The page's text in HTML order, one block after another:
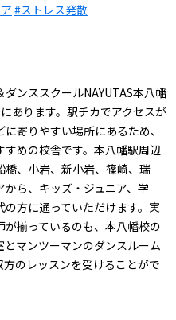
#ストレス発散
ンススクールNAYUTAS本八幡
あります。駅チカでアクセスが
寄りやすい場所にあるため、
めの校舎です。本八幡駅周辺
橋、小岩、新小岩、篠崎、瑞
ら、キッズ・ジュニア、学
方に通っていただけます。実
揃っているのも、本八幡校の
マンツーマンのダンスルーム
のレッスンを受けることがで